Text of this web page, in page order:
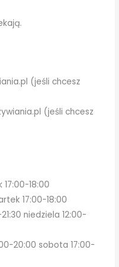
(jeśli chcesz
(jeśli chcesz
18:00
17:00-18:00
niedziela 12:00-
20:00 sobota 17:00-